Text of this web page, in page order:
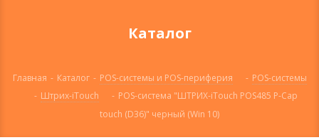
Каталог
Главная - Каталог - POS-системы и POS-периферия - POS-системы
- Штрих-iTouch - POS-система "ШТРИХ-iTouch POS485 P-Cap
touch (D36)" черный (Win 10)